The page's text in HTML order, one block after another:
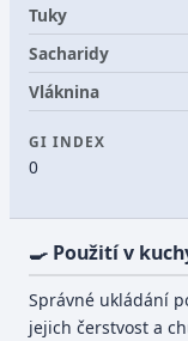
Tuky
Sacharidy
Vláknina
GI INDEX
0
🍳 Použití v
Správné ukládání
jejich čerstvost a